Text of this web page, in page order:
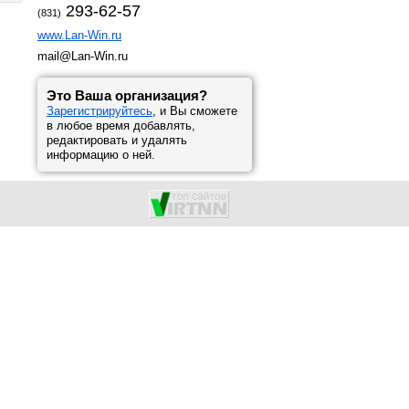
(831) 293-62-57
www.Lan-Win.ru
mail@Lan-Win.ru
Это Ваша организация?
Зарегистрируйтесь, и Вы сможете
в любое время добавлять,
редактировать и удалять
информацию о ней.